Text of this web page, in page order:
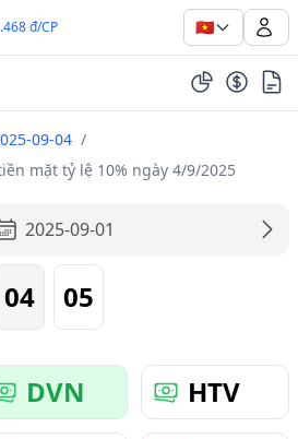
đ/CP 🇻🇳
09-04 /
mặt tỷ lệ 10% ngày 4/9/2025
2025-09-01
04 05
DVN
HTV